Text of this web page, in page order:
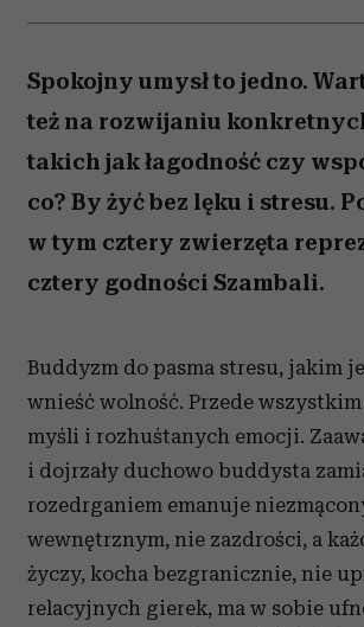
Spokojny umysł to jedno.
też na rozwijaniu
takich jak łagodność czy
co? By żyć bez lęku i stresu.
w tym cztery zwierzęta
cztery godności Szambali.
Buddyzm do pasma stresu, jakim
wnieść wolność. Przede
myśli i rozhuśtanych emocji.
i dojrzały duchowo buddysta
rozedrganiem emanuje
wewnętrznym, nie zazdrości, a
życzy, kocha bezgranicznie, nie
relacyjnych gierek, ma w sobie